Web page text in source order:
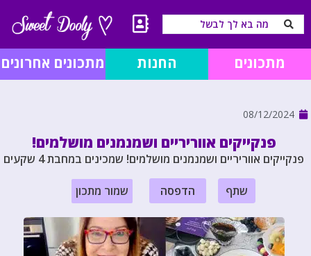
מתכונים החנות מתכונים אחרונים
08/12/2024
פנקייקים אווריריים ושמנמנים מושלמים!
פנקייקים אווריריים ושמנמנים מושלמים! שמכינים במחבת 4 שקעים
שתף הדפסה שמור מתכון